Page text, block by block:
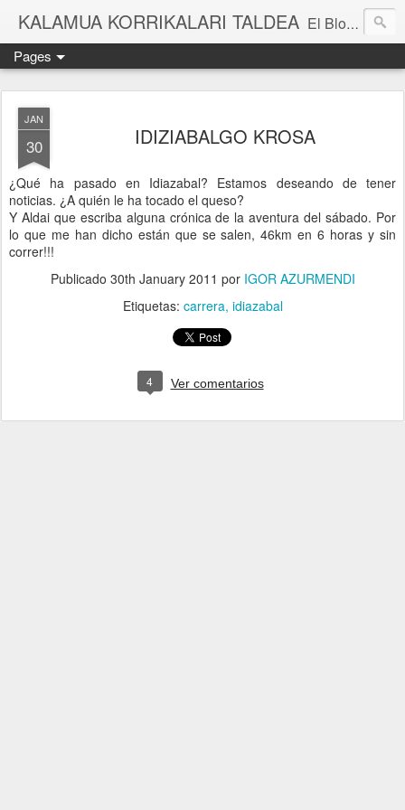
KALAMUA KORRIKALARI TALDEA El Blog de una cuadrilla de "frikis" que quedan para correr por el monte. Si quieres experimentar nuevas sensaciones acompañad@ de buena gente o simplemente probar eso de correr por el monte solo tienes que apuntarte a una de nuestras kedadas. Eibarko Korrikalari Friki talde bat gara.Menditik korrika egitea zer den probatu nahi baduzu gure "kedadetako" batera etorri. Blog honetan gure abentura eta bizipenak kontatzen ditugu, baina dena ez sinestu...
Pages
JAN
30 IDIZIABALGO KROSA
¿Qué ha pasado en Idiazabal? Estamos deseando de tener
noticias. ¿A quién le ha tocado el queso?
Y Aldai que escriba alguna crónica de la aventura del sábado. Por
lo que me han dicho están que se salen, 46km en 6 horas y sin
correr!!!
Publicado 30th January 2011 por IGOR AZURMENDI
Etiquetas: carrera idiazabal
4 Ver comentarios